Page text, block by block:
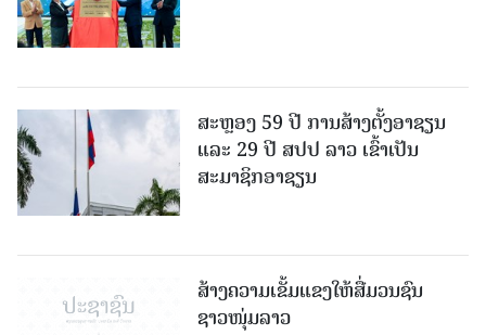
ສະຫຼອງ 59 ປີ ການສ້າງຕັ້ງອາຊຽນ
ແລະ 29 ປີ ສປປ ລາວ ເຂົ້າເປັນ
ສະມາຊິກອາຊຽນ
ສ້າງຄວາມເຂັ້ມແຂງໃຫ້ສື່ມວນຊົນ
ຊາວໜຸ່ມລາວ